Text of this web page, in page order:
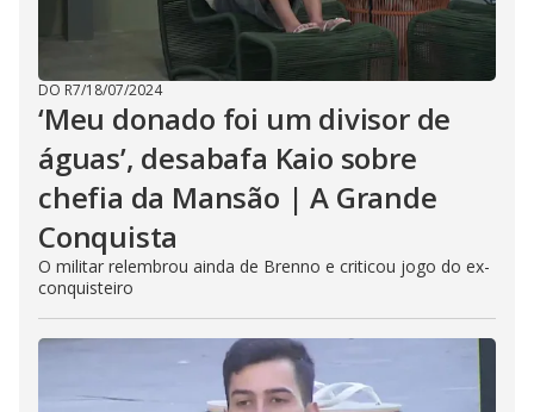
DO R7/18/07/2024
‘Meu donado foi um divisor de
águas’, desabafa Kaio sobre
chefia da Mansão | A Grande
Conquista
O militar relembrou ainda de Brenno e criticou jogo do ex-
conquisteiro